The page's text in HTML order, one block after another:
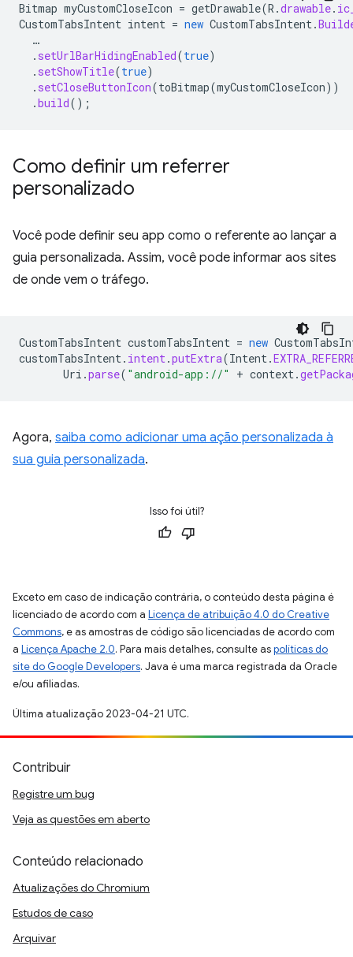
Bitmap myCustomCloseIcon = getDrawable(R .drawable.
CustomTabsIntent intent = new CustomTabsIntent.
…
. setUrlBarHidingEnabled(true)
. setShowTitle(true)
. setCloseButtonIcon(toBitmap(myCustomCloseIcon))
.build();
Como definir um referrer
personalizado
Você pode definir seu app como o referente ao lançar a
guia personalizada. Assim, você pode informar aos sites
de onde vem o tráfego.
CustomTabsIntent customTabsIntent = new
customTabsIntent. intent.putExtra(Intent.
Uri .parse( "android-app://" + context.
Agora, saiba como adicionar uma ação personalizada à
sua guia personalizada.
Isso foi útil?
Exceto em caso de indicação contrária, o conteúdo desta página é
licenciado de acordo com a Licença de atribuição 4.0 do Creative
Commons, e as amostras de código são licenciadas de acordo com
a Licença Apache 2.0. Para mais detalhes, consulte aspolíticas do
site do Google Developers. Java é uma marca registrada da Oracle
e/ou afiliadas.
Última atualização 2023-04-21 UTC.
Contribuir
Registre um bug
Veja as questões em aberto
Conteúdo relacionado
Atualizações do Chromium
Estudos de caso
Arquivar